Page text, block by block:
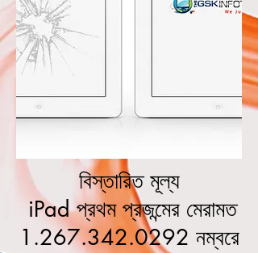
বিস্তারিত মূল্য
iPad প্রথম প্রজন্মের মেরামত
1.267.342.0292 নম্বরে